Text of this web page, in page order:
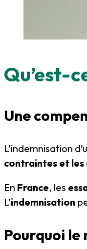
Qu’est-
Une
L’indemnisation
contraintes et les
En France, les
L’indemnisation
Pourquoi le